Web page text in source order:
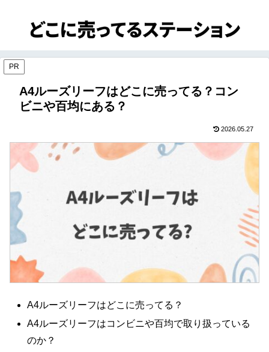
PR
A4ルーズリーフはどこに売ってる？コン
ビニや百均にある？
2026.05.27
A4ルーズリーフはどこに売ってる？
A4ルーズリーフはコンビニや百均で取り扱っている
のか？